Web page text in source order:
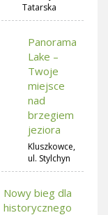
Tatarska
Panorama
Lake –
Twoje
miejsce
nad
brzegiem
jeziora
Kluszkowce,
ul. Stylchyn
Nowy bieg dla
historycznego